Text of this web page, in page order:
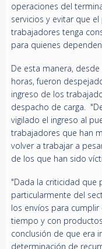
operaciones del
servicios y evitar que
trabajadores tenga
para quienes
De esta manera,
horas, fueron
ingreso de los
despacho de carga.
vigilado el ingreso al
trabajadores que han
volver a trabajar a
de los que han sido
"Dada la criticidad
particularmente del
los envíos para
tiempo y con
conclusión de que era
determinación de